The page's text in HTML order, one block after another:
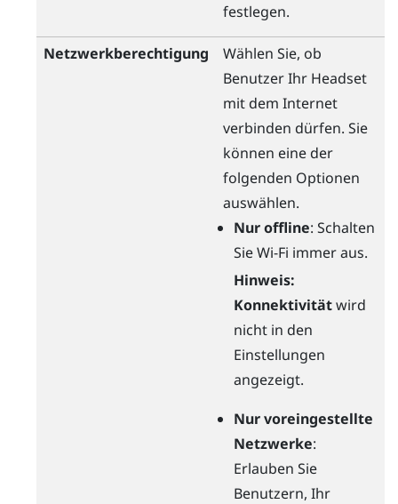
festlegen.
Netzwerkberechtigung
Wählen Sie, ob
Benutzer Ihr Headset
mit dem Internet
verbinden dürfen. Sie
können eine der
folgenden Optionen
auswählen.
Nur offline: Schalten
SieWi-Fi immer aus.
Hinweis:
Konnektivitätwird
nicht in den
Einstellungen
angezeigt.
Nur voreingestellte
Netzwerke:
Erlauben Sie
Benutzern, Ihr